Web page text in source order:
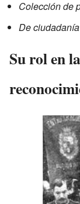
Colección de
De
Su rol en